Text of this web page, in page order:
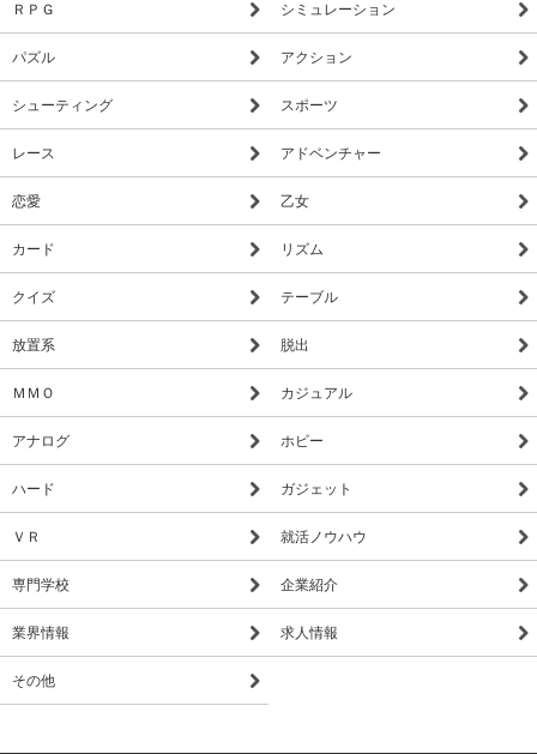
ＲＰＧ シミュレーション
パズル アクション
シューティング スポーツ
レース アドベンチャー
恋愛 乙女
カード リズム
クイズ テーブル
放置系 脱出
ＭＭＯ カジュアル
アナログ ホビー
ハード ガジェット
ＶＲ 就活ノウハウ
専門学校 企業紹介
業界情報 求人情報
その他